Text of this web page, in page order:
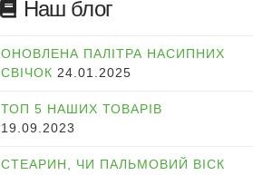
Наш блог
ОНОВЛЕНА ПАЛІТРА НАСИПНИХ
СВІЧОК 24.01.2025
ТОП 5 НАШИХ ТОВАРІВ
19.09.2023
СТЕАРИН, ЧИ ПАЛЬМОВИЙ ВІСК